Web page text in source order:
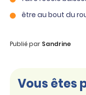
être au bout du
Publié par Sandrine
Vous êtes